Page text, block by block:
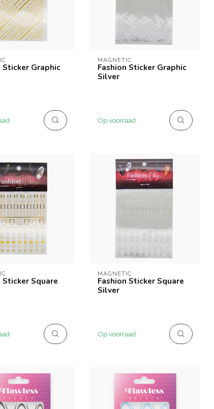
Sticker Graphic
MAGNETIC
Fashion Sticker Graphic
Silver
Op voorraad
Sticker Square
MAGNETIC
Fashion Sticker Square
Silver
Op voorraad